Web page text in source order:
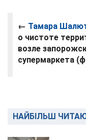
← Тамара
о чистоте
возле
супермаркета
НАЙБІЛЬШ